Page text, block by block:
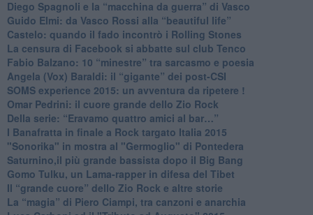
​Diego Spagnoli e la “macchina da guerra” di Vasco
​Guido Elmi: da Vasco Rossi alla “beautiful life”
​Castelo: quando il fado incontrò i Rolling Stones
La censura di Facebook si abbatte sul club Tenco
Fabio Balzano: 10 “minestre” tra sarcasmo e poesia
Angela (Vox) Baraldi: il “gigante” dei post-CSI
​SOMS experience 2015: un avventura da ripetere !
Omar Pedrini: il cuore grande dello Zio Rock
Della serie: “Eravamo quattro amici al bar…”
I Banafratta in finale a Rock targato Italia 2015
"Sonorika" in mostra al "Germoglio" di Pontedera
​Saturnino,il più grande bassista dopo il Big Bang
​Gomo Tulku, un Lama-rapper in difesa del Tibet
​Il “grande cuore” dello Zio Rock e altre storie
La “magia” di Piero Ciampi, tra canzoni e anarchia